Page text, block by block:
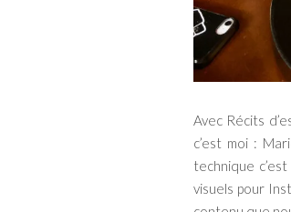
Avec Récits
c’est moi :
technique
visuels pour